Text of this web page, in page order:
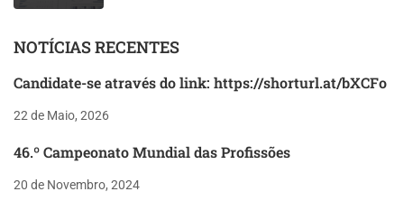
NOTÍCIAS RECENTES
Candidate-se através do link: https://shorturl.at/bXCFo
22 de Maio, 2026
46.º Campeonato Mundial das Profissões
20 de Novembro, 2024